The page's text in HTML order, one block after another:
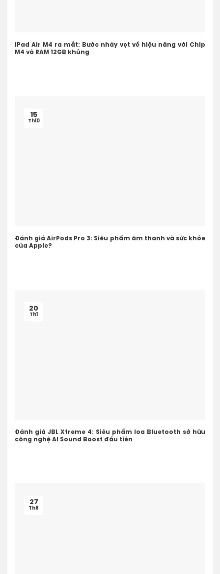
iPad Air M4 ra mắt: Bước nhảy vọt về hiệu năng với Chip
M4 và RAM 12GB khủng
Đánh giá AirPods Pro 3: Siêu phẩm âm thanh và sức khỏe
của Apple?
15
Th10
Đánh giá JBL Xtreme 4: Siêu phẩm loa Bluetooth sở hữu
công nghệ AI Sound Boost đầu tiên
20
Th1
27
Th6